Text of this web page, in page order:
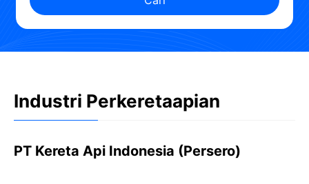
Industri Perkeretaapian
PT Kereta Api Indonesia (Persero)